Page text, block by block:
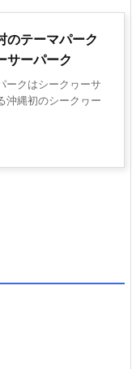
のテーマパーク
サーパーク
ークはシークヮーサ
沖縄初のシークヮー